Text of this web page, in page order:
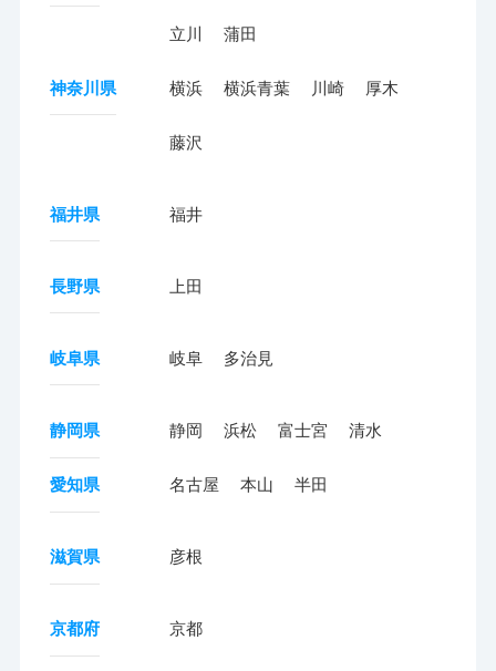
立川 蒲田
神奈川県 横浜 横浜青葉 川崎 厚木
藤沢
福井県 福井
長野県 上田
岐阜県 岐阜 多治見
静岡県 静岡 浜松 富士宮 清水
愛知県 名古屋 本山 半田
滋賀県 彦根
京都府 京都